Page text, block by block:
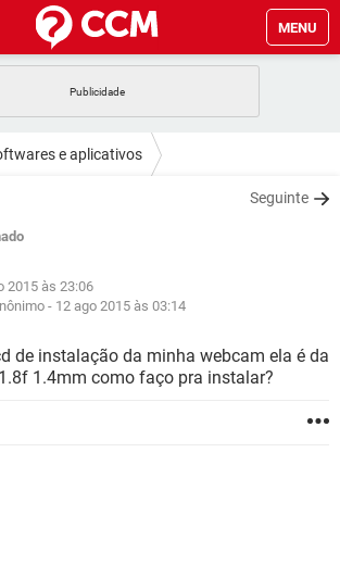
MENU
FACEBOOK
WHATSAPP
EXCEL
GMAIL
EXCEL
WHATSAPP
FACEBOOK
e aplicativos
Seguinte
2015 às 23:06
- 12 ago 2015 às 03:14
de instalação da minha webcam ela é da
1.4mm como faço pra instalar?